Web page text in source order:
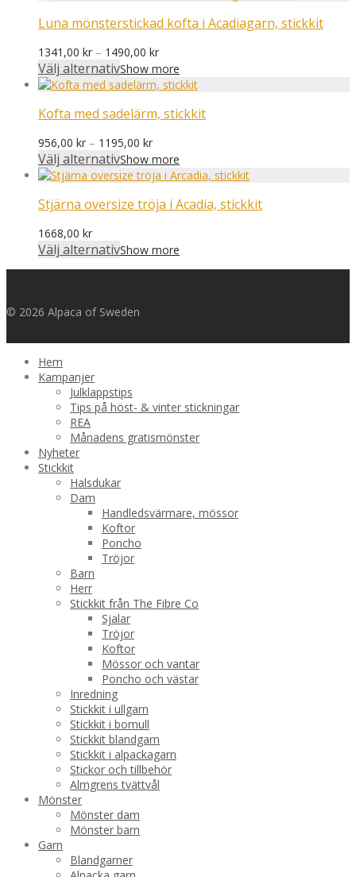
Luna mönsterstickad kofta i Acadiagarn, stickkit
1341,00 kr – 1490,00 krPrisintervall:
1341,00 kr
till
Välj alternativShow more
Kofta med sadelärm, stickkit
956,00 kr – 1195,00 krPrisintervall:
956,00 kr
till
1195,00 kr
Välj alternativShow more
Stjärna oversize tröja i Acadia, stickkit
1668,00 kr
Välj alternativShow more
© 2026 Alpaca of Sweden
Hem
Kampanjer
Julklappstips
Tips på höst- & vinter stickningar
REA
Månadens gratismönster
Nyheter
Stickkit
Halsdukar
Dam
Handledsvärmare, mössor
Koftor
Poncho
Tröjor
Barn
Herr
Stickkit från The Fibre Co
Sjalar
Tröjor
Koftor
Mössor och vantar
Poncho och västar
Inredning
Stickkit i ullgarn
Stickkit i bomull
Stickkit blandgarn
Stickkit i alpackagarn
Stickor och tillbehör
Almgrens tvättvål
Mönster
Mönster dam
Mönster barn
Garn
Blandgarner